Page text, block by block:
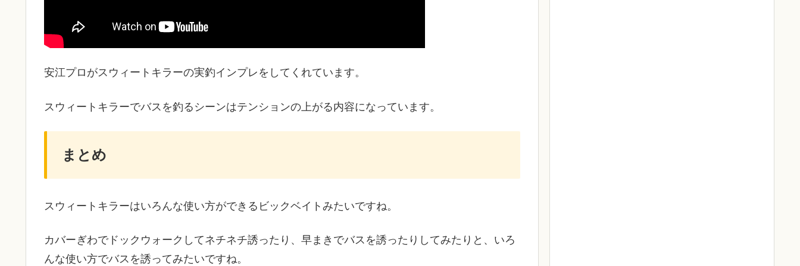
安江プロがスウィートキラーの実釣インプレをしてくれています。
スウィートキラーでバスを釣るシーンはテンションの上がる内容になっています。
まとめ
スウィートキラーはいろんな使い方ができるビックベイトみたいですね。
カバーぎわでドックウォークしてネチネチ誘ったり、早まきでバスを誘ったりしてみたりと、いろ
んな使い方でバスを誘ってみたいですね。